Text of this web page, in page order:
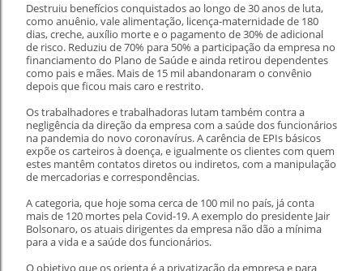
Destruiu benefícios conquistados ao longo de 30 anos de luta,
como anuênio, vale alimentação, licença-maternidade de 180
dias, creche, auxílio morte e o pagamento de 30% de adicional
de risco. Reduziu de 70% para 50% a participação da empresa no
financiamento do Plano de Saúde e ainda retirou dependentes
como pais e mães. Mais de 15 mil abandonaram o convênio
depois que ficou mais caro e restrito.
Os trabalhadores e trabalhadoras lutam também contra a
negligência da direção da empresa com a saúde dos funcionários
na pandemia do novo coronavírus. A carência de EPIs básicos
expõe os carteiros à doença, e igualmente os clientes com quem
estes mantêm contatos diretos ou indiretos, com a manipulação
de mercadorias e correspondências.
A categoria, que hoje soma cerca de 100 mil no país, já conta
mais de 120 mortes pela Covid-19. A exemplo do presidente Jair
Bolsonaro, os atuais dirigentes da empresa não dão a mínima
para a vida e a saúde dos funcionários.
O objetivo que os orienta é a privatização da empresa e para